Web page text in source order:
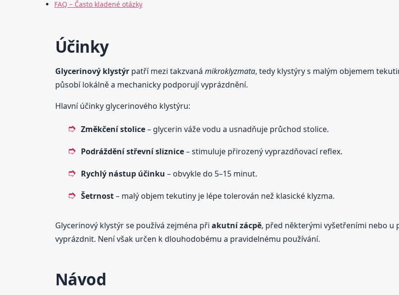
FAQ – Často kladené otázky
Účinky
Glycerinový klystýrpatří mezi takzvaná mikroklyzmata, tedy klystýry s malým objemem
působí lokálně a mechanicky podporují vyprázdnění.
Hlavní účinky glycerinového klystýru:
Změkčení stolice– glycerin váže vodu a usnadňuje průchod stolice.
Podráždění střevní sliznice– stimuluje přirozený vyprazdňovací reflex.
Rychlý nástup účinku – obvykle do 5–15 minut.
Šetrnost– malý objem tekutiny je lépe tolerován než klasické klyzma.
Glycerinový klystýr se používá zejména při akutní zácpě, před některými vyšetřeními nebo u
vyprázdnit. Není však určen k dlouhodobému a pravidelnému používání.
Návod